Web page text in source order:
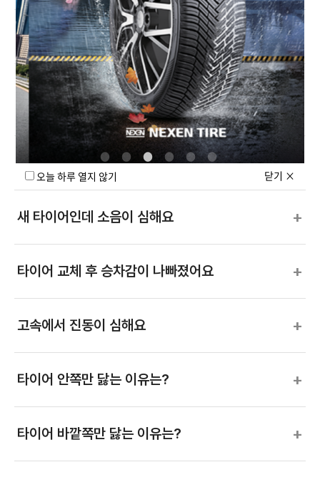
SUV에 맞는 타이어 선택 기준은? +
내 차에 맞는 넥센 타이어 찾는 가장 쉬운
방법은?
+
비 오면 타이어가 미끄러워요 +
새 타이어인데 소음이 심해요 +
타이어 교체 후 승차감이 나빠졌어요 +
고속에서 진동이 심해요 +
타이어 안쪽만 닳는 이유는? +
타이어 바깥쪽만 닳는 이유는? +
오늘 하루 열지 않기 닫기 ×